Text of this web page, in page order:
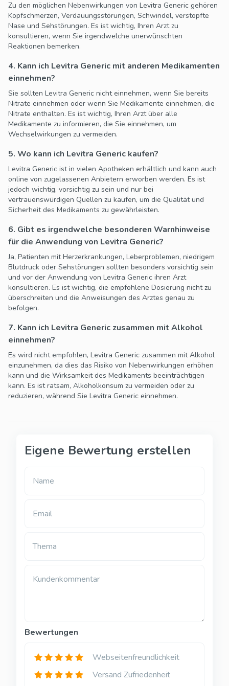
Zu den möglichen Nebenwirkungen von Levitra Generic gehören
Kopfschmerzen, Verdauungsstörungen, Schwindel, verstopfte
Nase und Sehstörungen. Es ist wichtig, Ihren Arzt zu
konsultieren, wenn Sie irgendwelche unerwünschten
Reaktionen bemerken.
4. Kann ich Levitra Generic mit anderen Medikamenten
einnehmen?
Sie sollten Levitra Generic nicht einnehmen, wenn Sie bereits
Nitrate einnehmen oder wenn Sie Medikamente einnehmen, die
Nitrate enthalten. Es ist wichtig, Ihren Arzt über alle
Medikamente zu informieren, die Sie einnehmen, um
Wechselwirkungen zu vermeiden.
5. Wo kann ich Levitra Generic kaufen?
Levitra Generic ist in vielen Apotheken erhältlich und kann auch
online von zugelassenen Anbietern erworben werden. Es ist
jedoch wichtig, vorsichtig zu sein und nur bei
vertrauenswürdigen Quellen zu kaufen, um die Qualität und
Sicherheit des Medikaments zu gewährleisten.
6. Gibt es irgendwelche besonderen Warnhinweise
für die Anwendung von Levitra Generic?
Ja, Patienten mit Herzerkrankungen, Leberproblemen, niedrigem
Blutdruck oder Sehstörungen sollten besonders vorsichtig sein
und vor der Anwendung von Levitra Generic ihren Arzt
konsultieren. Es ist wichtig, die empfohlene Dosierung nicht zu
überschreiten und die Anweisungen des Arztes genau zu
befolgen.
7. Kann ich Levitra Generic zusammen mit Alkohol
einnehmen?
Es wird nicht empfohlen, Levitra Generic zusammen mit Alkohol
einzunehmen, da dies das Risiko von Nebenwirkungen erhöhen
kann und die Wirksamkeit des Medikaments beeinträchtigen
kann. Es ist ratsam, Alkoholkonsum zu vermeiden oder zu
reduzieren, während Sie Levitra Generic einnehmen.
Eigene Bewertung erstellen
Name
Email
Thema
Kundenkommentar
Bewertungen
Webseitenfreundlichkeit
Versand Zufriedenheit